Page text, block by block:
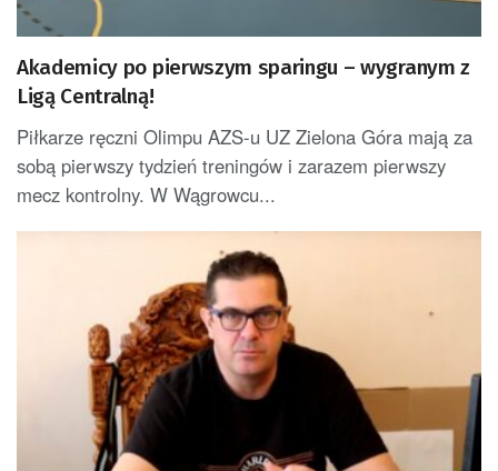
Akademicy po pierwszym sparingu – wygranym z
Ligą Centralną!
Piłkarze ręczni Olimpu AZS-u UZ Zielona Góra mają za
sobą pierwszy tydzień treningów i zarazem pierwszy
mecz kontrolny. W Wągrowcu...